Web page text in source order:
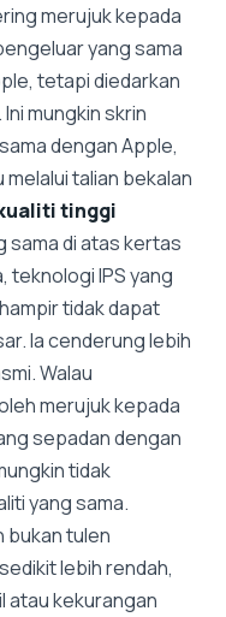
merujuk kepada
yang sama
tetapi diedarkan
mungkin skrin
dengan Apple,
talian bekalan
tinggi
sama di atas kertas
teknologi IPS yang
tidak dapat
Ia cenderung lebih
Walau
merujuk kepada
sepadan dengan
tidak
yang sama.
bukan tulen
lebih rendah,
atau kekurangan